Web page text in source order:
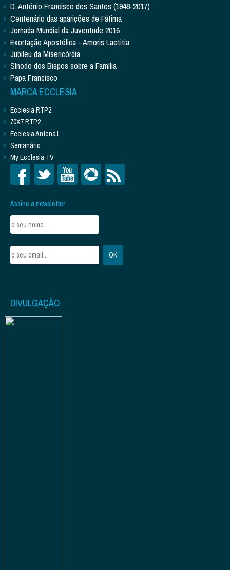
D. António Francisco dos Santos (1948-2017)
Centenário das aparições de Fátima
Jornada Mundial da Juventude 2016
Exortação Apostólica - Amoris Laetitia
Jubileu da Misericórdia
Sínodo dos Bispos sobre a Família
Papa Francisco
MARCA ECCLESIA
Ecclesia RTP2
70X7 RTP2
Ecclesia Antena1
Semanário
My Ecclesia TV
Assine a newsletter
DIVULGAÇÃO